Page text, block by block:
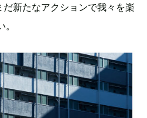
だ新たなアクションで我々を楽